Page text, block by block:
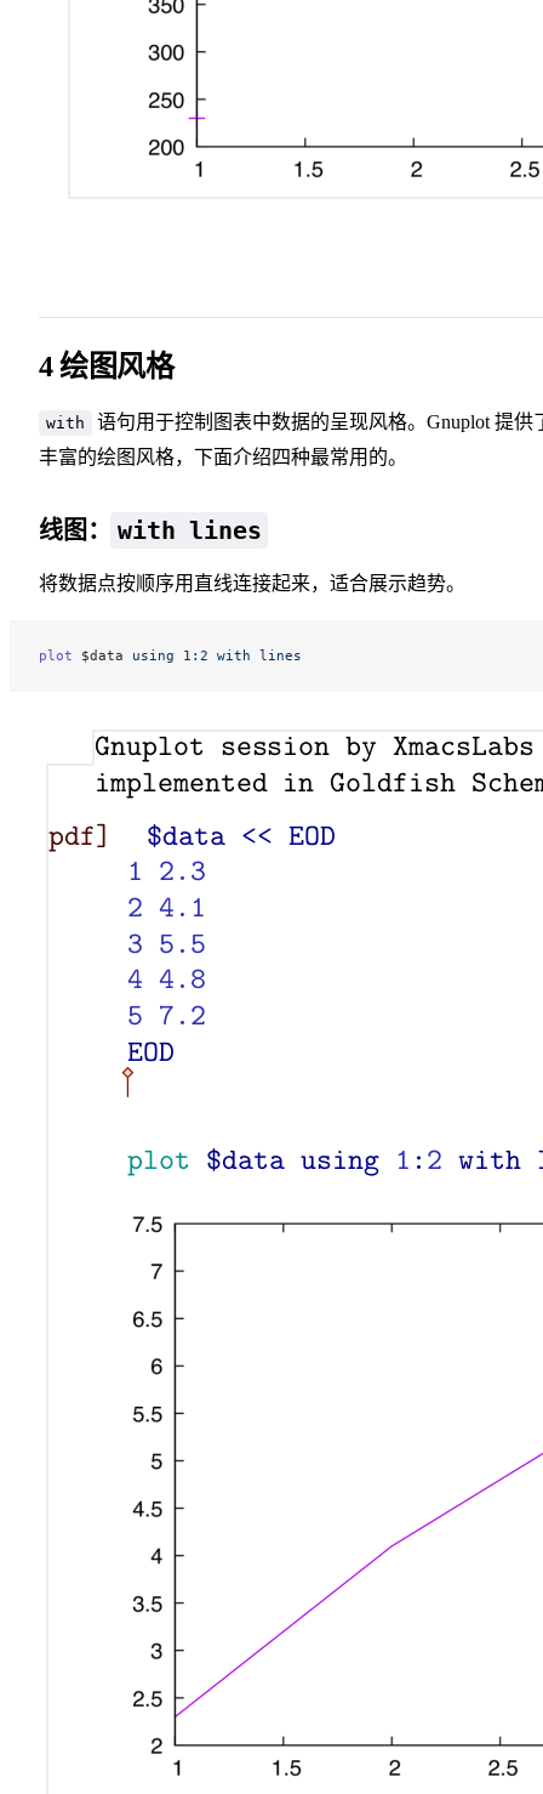
4 绘图风格
with
语句用于控制图表中数据的呈现风格。Gnuplot 提供
丰富的绘图风格，下面介绍四种最常用的。
线图： with lines
将数据点按顺序用直线连接起来，适合展示趋势。
plot $data using 1:2 with lines